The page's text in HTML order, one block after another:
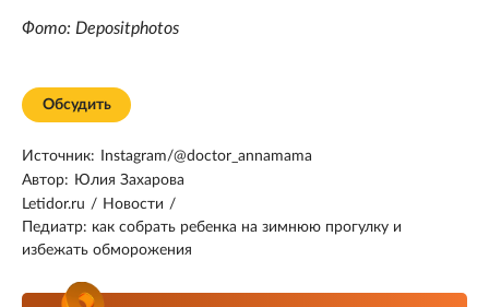
Фото: Depositphotos
Обсудить
Источник:
Instagram/@doctor_annamama
Автор: Юлия Захарова
Letidor.ru / Новости /
Педиатр: как собрать ребенка на зимнюю прогулку и
избежать обморожения